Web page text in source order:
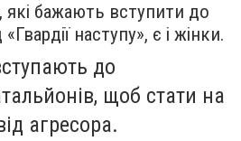
бажають вступити до
наступу», є і жінки.
до
щоб стати на
агресора.